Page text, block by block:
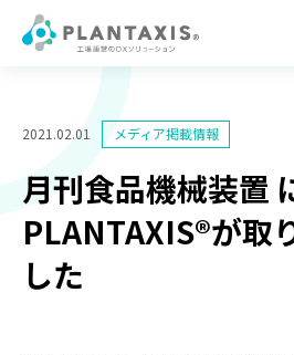
2021.02.01
月刊食品機械装置
PLANTAXIS®が取
した